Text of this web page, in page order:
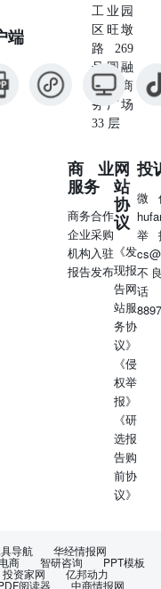
端
工业园
区旺墩
路269
号圆融
星座商
务广场
33 层
商业
服务
商务合作
企业采购
机构入驻
报告发布
网
站
协
议
《发
现报
告网
站服
务协
议》
《侵
权举
报》
《研
选报
告购
前协
议》
投
微
举
不
导航 华经情报网
商 智研咨询 PPT模板
投资家网 亿邦动力
阅读器 中商情报网